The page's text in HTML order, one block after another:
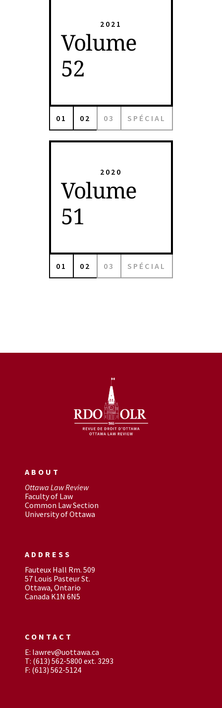
2021
Volume
52
01 02 03 SPÉCIAL
2020
Volume
51
01 02 03 SPÉCIAL
ABOUT
Ottawa Law Review
Faculty of Law
Common Law Section
University of Ottawa
ADDRESS
Fauteux Hall Rm. 509
57 Louis Pasteur St.
Ottawa, Ontario
Canada K1N 6N5
CONTACT
E: lawrev@uottawa.ca
T: (613) 562-5800 ext. 3293
F: (613) 562-5124